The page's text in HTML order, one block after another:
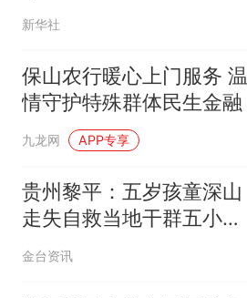
新华社
保山农行暖心上门服务 温
情守护特殊群体民生金融
九龙网 APP专享
贵州黎平：五岁孩童深山
走失自救当地干群五小时
接力寻回
金台资讯